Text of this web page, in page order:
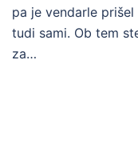
pa je vendarle
tudi sami. Ob tem
za…